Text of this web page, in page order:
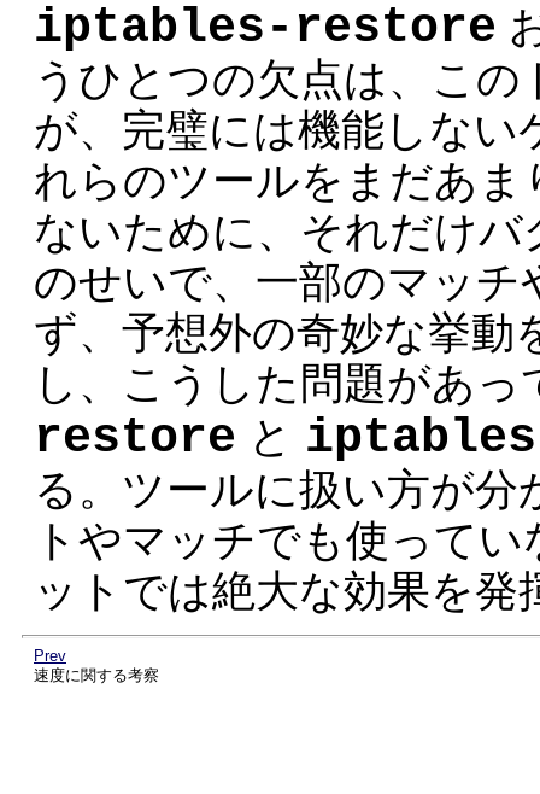
iptables-restore
うひとつの欠点は、こ
が、完璧には機能しな
れらのツールをまだあ
ないために、それだけ
のせいで、一部のマッ
ず、予想外の奇妙な挙動
し、こうした問題があ
restore と
る。ツールに扱い方が
トやマッチでも使って
ットでは絶大な効果を
Prev
速度に関する考察